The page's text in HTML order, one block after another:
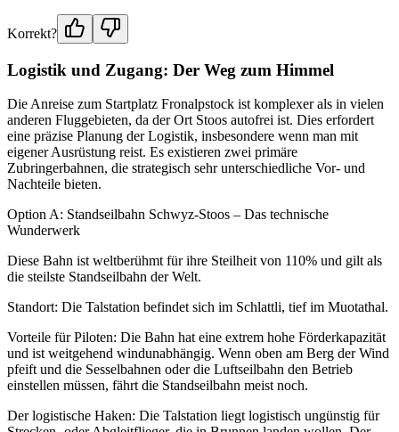
Korrekt?
Logistik und Zugang: Der Weg zum Himmel
Die Anreise zum Startplatz Fronalpstock ist komplexer als in vielen
anderen Fluggebieten, da der Ort Stoos autofrei ist. Dies erfordert
eine präzise Planung der Logistik, insbesondere wenn man mit
eigener Ausrüstung reist. Es existieren zwei primäre
Zubringerbahnen, die strategisch sehr unterschiedliche Vor- und
Nachteile bieten.
Option A: Standseilbahn Schwyz-Stoos – Das technische
Wunderwerk
Diese Bahn ist weltberühmt für ihre Steilheit von 110% und gilt als
die steilste Standseilbahn der Welt.
Standort: Die Talstation befindet sich im Schlattli, tief im Muotathal.
Vorteile für Piloten: Die Bahn hat eine extrem hohe Förderkapazität
und ist weitgehend windunabhängig. Wenn oben am Berg der Wind
pfeift und die Sesselbahnen oder die Luftseilbahn den Betrieb
einstellen müssen, fährt die Standseilbahn meist noch.
Der logistische Haken: Die Talstation liegt logistisch ungünstig für